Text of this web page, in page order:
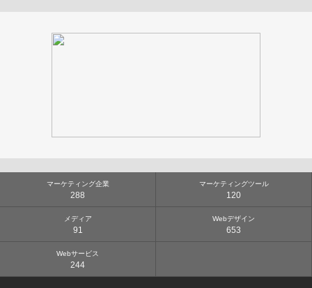
マーケティング企業
288
マーケティングツール
120
メディア
91
Webデザイン
653
Webサービス
244